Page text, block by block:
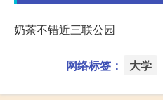
奶茶不错近三联公园
网络标签： 大学